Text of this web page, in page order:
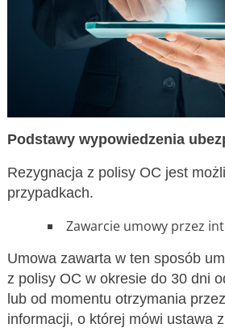
Podstawy wypowiedzenia
Rezygnacja z polisy OC jest
przypadkach.
Zawarcie umowy przez
Umowa zawarta w ten sposób
z polisy OC w okresie do 30 dni
lub od momentu otrzymania
informacji, o której mówi ustawa